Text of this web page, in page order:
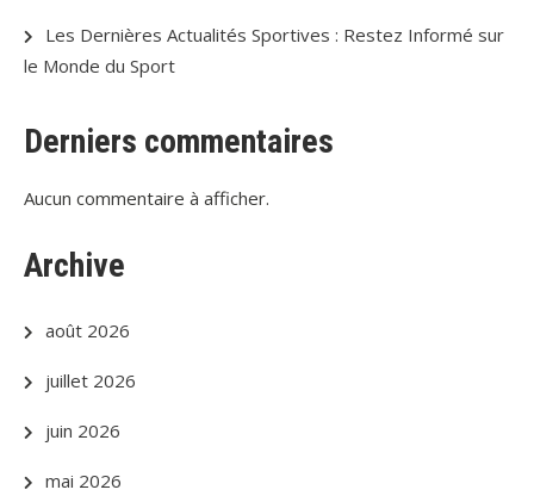
Les Dernières Actualités Sportives : Restez Informé sur
le Monde du Sport
Derniers commentaires
Aucun commentaire à afficher.
Archive
août 2026
juillet 2026
juin 2026
mai 2026